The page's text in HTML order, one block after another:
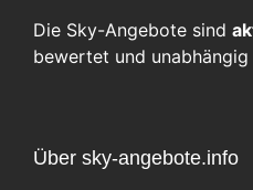
Die Sky-Angebote sind
bewertet und
Über sky-angebote.info